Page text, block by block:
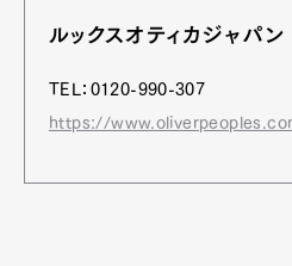
ルックスオティカジャパ
TEL：0120-990-307
https://